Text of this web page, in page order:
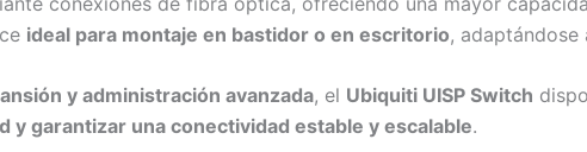
ideal para montaje en bastidor o en escritorio,
y administración avanzada, el Ubiquiti UISP Switch
garantizar una conectividad estable y escalable.